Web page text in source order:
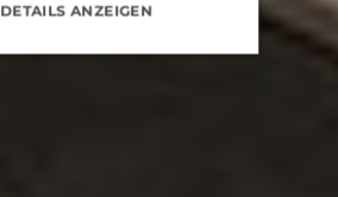
DETAILS ANZEIGEN